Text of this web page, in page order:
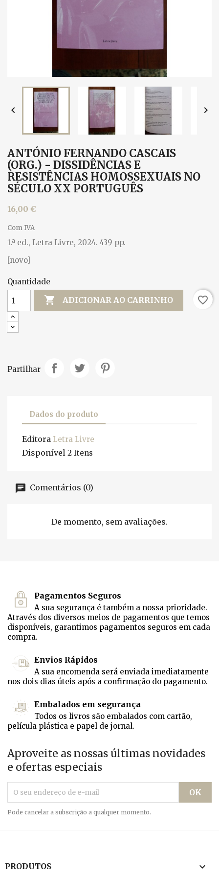
 
ANTÓNIO FERNANDO CASCAIS
(ORG.) - DISSIDÊNCIAS E
RESISTÊNCIAS HOMOSSEXUAIS NO
SÉCULO XX PORTUGUÊS
16,00 €
Com IVA
1.ª ed., Letra Livre, 2024. 439 pp.
[novo]
Quantidade
 ADICIONAR AO CARRINHO favorite_border
Partilhar
Dados do produto
Editora Letra Livre
Disponível 2 Itens
Comentários (0)
De momento, sem avaliações.
Pagamentos Seguros
A sua segurança é também a nossa prioridade.
Através dos diversos meios de pagamentos que temos
disponíveis, garantimos pagamentos seguros em cada
compra.
Envios Rápidos
A sua encomenda será enviada imediatamente
nos dois dias úteis após a confirmação do pagamento.
Embalados em segurança
Todos os livros são embalados com cartão,
película plástica e papel de jornal.
Aproveite as nossas últimas novidades
e ofertas especiais
Pode cancelar a subscrição a qualquer momento.
PRODUTOS 